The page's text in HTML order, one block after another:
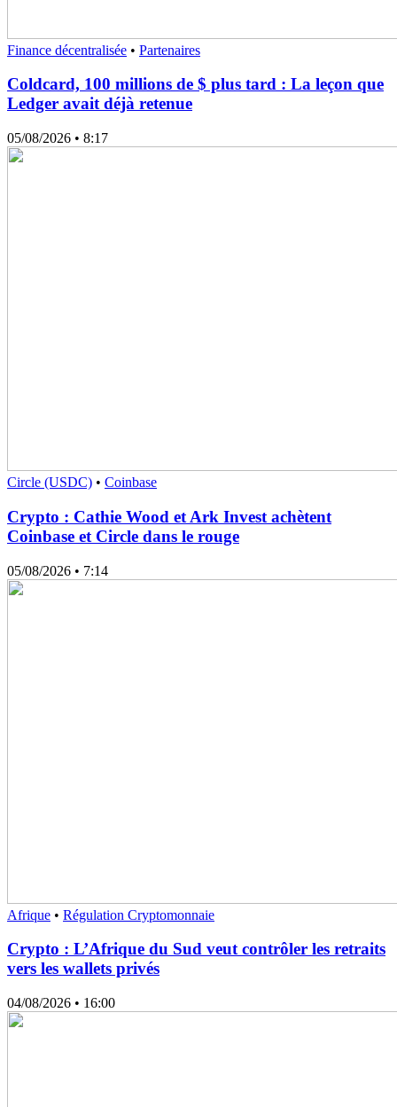
Finance décentralisée • Partenaires
Coldcard, 100 millions de $ plus tard : La leçon que
Ledger avait déjà retenue
05/08/2026 • 8:17
Circle (USDC) • Coinbase
Crypto : Cathie Wood et Ark Invest achètent
Coinbase et Circle dans le rouge
05/08/2026 • 7:14
Afrique • Régulation Cryptomonnaie
Crypto : L’Afrique du Sud veut contrôler les retraits
vers les wallets privés
04/08/2026 • 16:00